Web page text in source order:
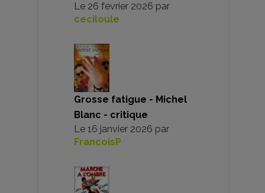
Le 26 février 2026 par
ceciloule
Grosse fatigue - Michel
Blanc - critique
Le 16 janvier 2026 par
FrancoisP